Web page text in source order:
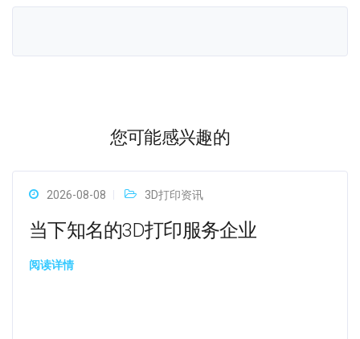
您可能感兴趣的
2026-08-08 3D打印资讯
当下知名的3D打印服务企业
阅读详情